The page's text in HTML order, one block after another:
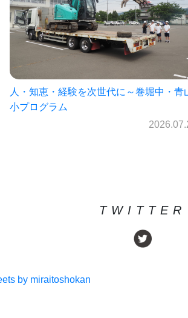
菊池雄星投手の母校見前中学校プログラ
（7月1日開催）
TWITTER
by miraitoshokan